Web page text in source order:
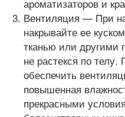
ароматизаторов и
Вентиляция — При
накрывайте ее
тканью или другими
не растекся по
обеспечить
повышенная
прекрасными